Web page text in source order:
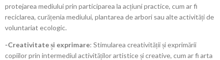
protejarea mediului prin participarea la acțiuni practice, cum ar fi
reciclarea, curățenia mediului, plantarea de arbori sau alte activități de
voluntariat ecologic.
-Creativitate și exprimare: Stimularea creativității și exprimării
copiilor prin intermediul activităților artistice și creative, cum ar fi arta